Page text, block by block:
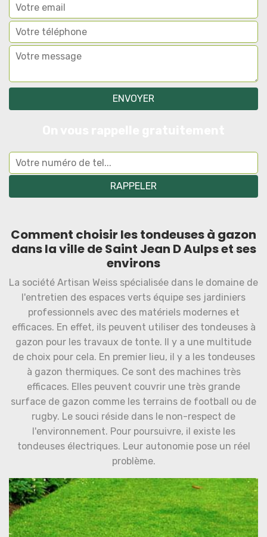
Comment choisir les tondeuses à gazon
dans la ville de Saint Jean D Aulps et ses
environs
La société Artisan Weiss spécialisée dans le domaine de
l'entretien des espaces verts équipe ses jardiniers
professionnels avec des matériels modernes et
efficaces. En effet, ils peuvent utiliser des tondeuses à
gazon pour les travaux de tonte. Il y a une multitude
de choix pour cela. En premier lieu, il y a les tondeuses
à gazon thermiques. Ce sont des machines très
efficaces. Elles peuvent couvrir une très grande
surface de gazon comme les terrains de football ou de
rugby. Le souci réside dans le non-respect de
l'environnement. Pour poursuivre, il existe les
tondeuses électriques. Leur autonomie pose un réel
problème.